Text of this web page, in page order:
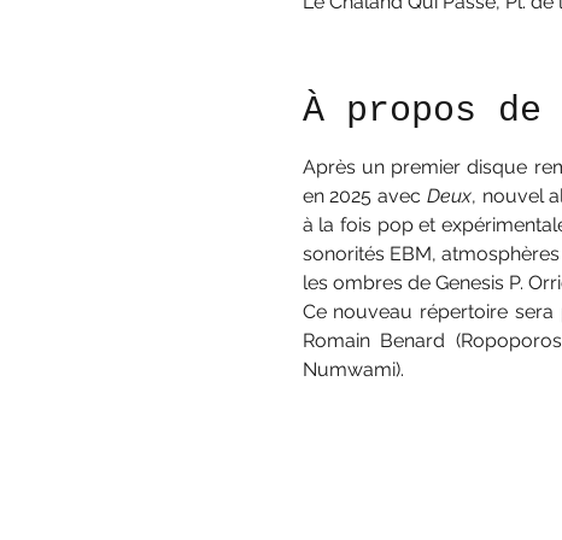
À propos de
Après un premier disque
en 2025 avec Deux, nouvel
à la fois pop et
sonorités EBM,
les ombres de Genesis P.
Ce nouveau répertoire
Romain Benard
Numwami).